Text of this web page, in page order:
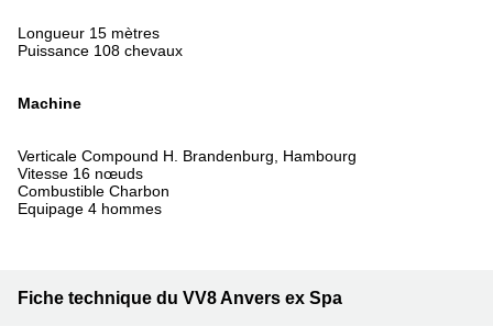
Longueur 15 mètres
Puissance 108 chevaux
Machine
Verticale Compound H. Brandenburg, Hambourg
Vitesse 16 nœuds
Combustible Charbon
Equipage 4 hommes
Fiche technique du VV8 Anvers ex Spa